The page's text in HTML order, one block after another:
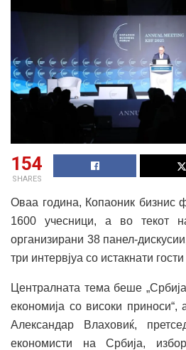
154
SHARES
Оваа година, Копаоник бизнис
1600 учесници, а во текот
организирани 38 панел-
три интервјуа со истакнати
Централната тема беше
економија со високи приноси“,
Александар Влаховиќ,
економисти на Србија,